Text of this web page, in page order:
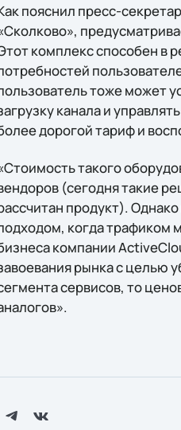
пояснил пресс-
комплекс способен в
тоже может
канала и
дорогой тариф и
такого
(сегодня такие
продукт).
когда трафиком
компании
рынка с целью
сервисов, то